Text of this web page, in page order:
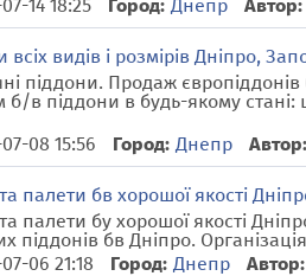
14 18:25 Город: Днепр Автор:
видів і розмірів Дніпро,
піддони. Продаж
б/в піддони в будь-якому стані:
08 15:56 Город: Днепр Автор:
палети бв хорошої якості
палети бу хорошої якості
піддонів бв Дніпро.
06 21:18 Город: Днепр Автор: